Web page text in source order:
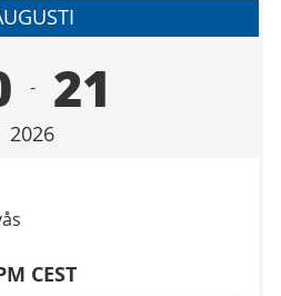
- 21
2026
CEST